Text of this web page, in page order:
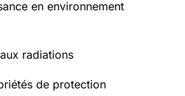
en environnement
radiations
de protection